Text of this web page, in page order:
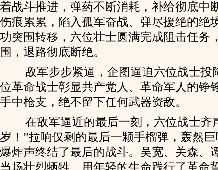
着战斗推进，弹药不断消耗，补给彻底中
伤痕累累，陷入孤军奋战、弹尽援绝的绝
功突围转移，六位壮士圆满完成阻击任务
围，退路彻底断绝。
敌军步步紧逼，企图逼迫六位战士投
位革命战士彰显共产党人、革命军人的铮
手中枪支，绝不留下任何武器资敌。
在敌军逼近的最后一刻，六位战士齐
岁！”拉响仅剩的最后一颗手榴弹，轰然
爆炸声终结了最后的战斗。吴宽、关森、
当场壮烈牺牲，用年轻的生命践行了革命